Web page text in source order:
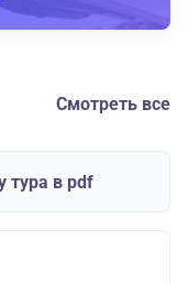
Смотреть все
тура в pdf